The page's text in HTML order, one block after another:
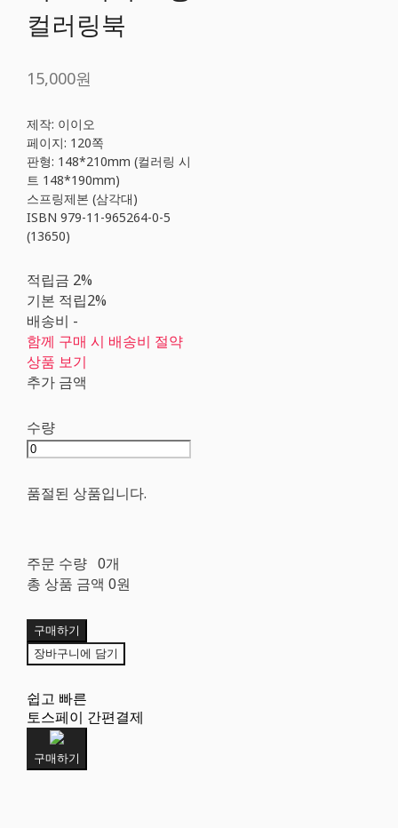
컬러링북
15,000원
제작: 이이오
페이지: 120쪽
판형: 148*210mm (컬러링 시
트 148*190mm)
스프링제본 (삼각대)
ISBN 979-11-965264-0-5
(13650)
적립금 2%
기본 적립2%
배송비 -
함께 구매 시 배송비 절약
상품 보기
추가 금액
수량
품절된 상품입니다.
주문 수량 0개
총 상품 금액 0원
구매하기
장바구니에 담기
쉽고 빠른
토스페이 간편결제
구매하기